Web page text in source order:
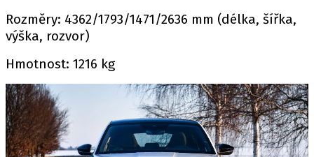
Rozměry: 4362/1793/1471/2636 mm (délka, šířka,
výška, rozvor)
Hmotnost: 1216 kg